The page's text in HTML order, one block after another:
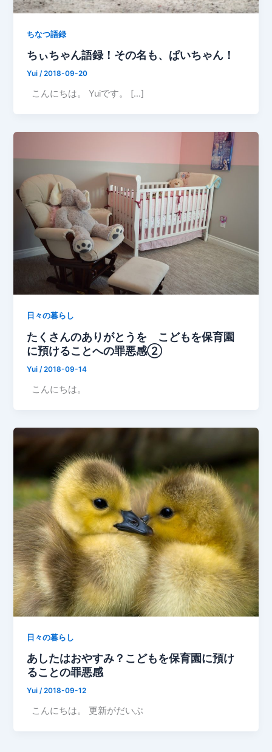
ちなつ語録
ちぃちゃん語録！その名も、ぱいちゃん！
Yui/2018-09-20
こんにちは。 Yuiです。 […]
日々の暮らし
たくさんのありがとうを こどもを保育園
に預けることへの罪悪感②
Yui/2018-09-14
こんにちは。
日々の暮らし
あしたはおやすみ？こどもを保育園に預け
ることの罪悪感
Yui/2018-09-12
こんにちは。 更新がだいぶ